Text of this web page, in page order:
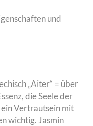
und
„Aiter“ = über
die Seele der
Vertrautsein mit
wichtig. Jasmin